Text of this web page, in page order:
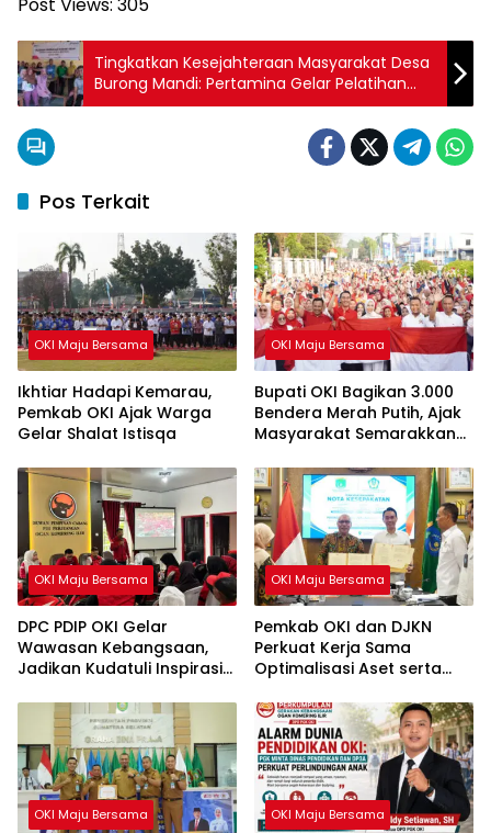
Post Views: 305
Tingkatkan Kesejahteraan Masyarakat Desa
Burong Mandi: Pertamina Gelar Pelatihan
Pengolahan Produk Perikanan
Pos Terkait
OKI Maju Bersama
Ikhtiar Hadapi Kemarau,
Pemkab OKI Ajak Warga
Gelar Shalat Istisqa
OKI Maju Bersama
Bupati OKI Bagikan 3.000
Bendera Merah Putih, Ajak
Masyarakat Semarakkan
OKI Maju Bersama
DPC PDIP OKI Gelar
Wawasan Kebangsaan,
Jadikan Kudatuli Inspirasi
OKI Maju Bersama
Pemkab OKI dan DJKN
Perkuat Kerja Sama
Optimalisasi Aset serta
OKI Maju Bersama OKI Maju Bersama